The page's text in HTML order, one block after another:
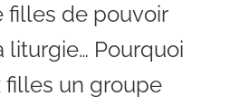
filles de pouvoir
liturgie… Pourquoi
filles un groupe